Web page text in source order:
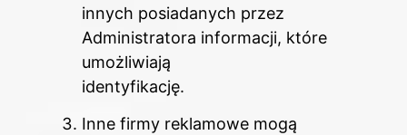
innych posiadanych przez
Administratora informacji, które
umożliwiają
identyfikację.
Inne firmy reklamowe mogą